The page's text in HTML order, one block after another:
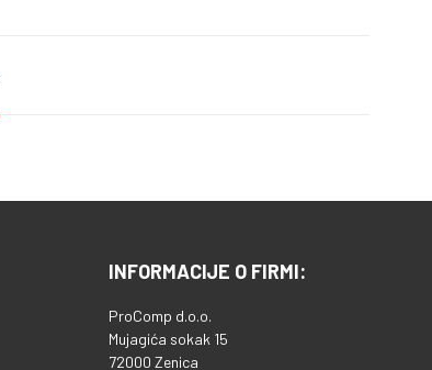
INFORMACIJE O FIRMI:
ProComp d.o.o.
Mujagića sokak 15
72000 Zenica